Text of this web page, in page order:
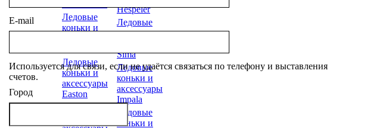
Ледовые
коньки и
Ледовые
коньки и
аксессуары
Easton
Ледовые
Hespeler
Ледовые
коньки и
Sima
Ледовые
коньки и
аксессуары
Impala
Ледовые
коньки и
E-mail
Используется для связи, если не удаётся связаться по телефону и выставления
счетов.
Город